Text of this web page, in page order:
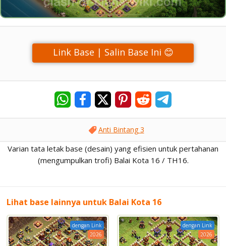
Link Base | Salin Base Ini 😊
Anti Bintang 3
Varian tata letak base (desain) yang efisien untuk pertahanan
(mengumpulkan trofi) Balai Kota 16 / TH16.
Lihat base lainnya untuk Balai Kota 16
dengan Link
2026
dengan Link
2026